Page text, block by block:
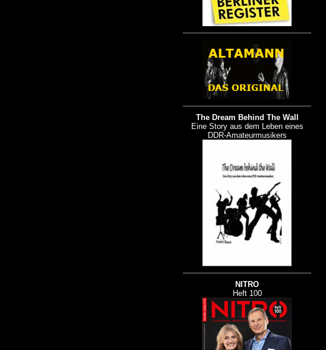
The Dream Behind The Wall
Eine Story aus dem Leben eines
DDR-Amateurmusikers
NITRO
Heft 100